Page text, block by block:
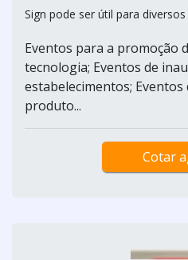
Sign pode ser útil para
Eventos para a promoção
tecnologia; Eventos de
estabelecimentos; Eventos
produto...
Cotar